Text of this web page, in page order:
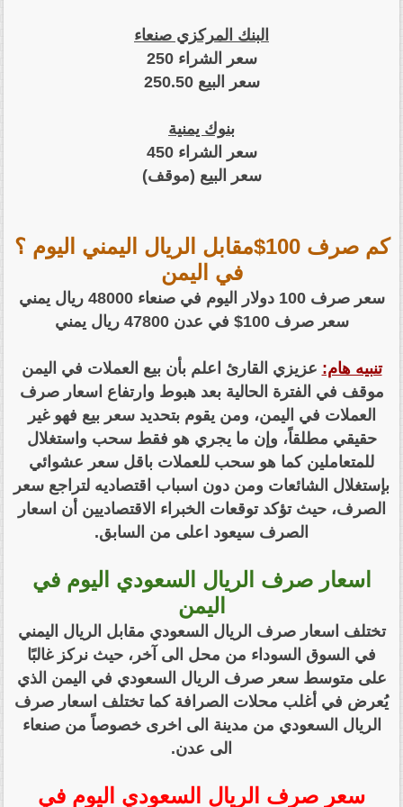
البنك المركزي صنعاء
سعر الشراء 250
سعر البيع 250.50
بنوك يمنية
سعر الشراء 450
سعر البيع (موقف)
كم صرف 100$مقابل الريال اليمني اليوم ؟
في اليمن
سعر صرف 100 دولار اليوم في صنعاء 48000 ريال يمني
سعر صرف 100$ في عدن 47800 ريال يمني
تنبيه هام: عزيزي القارئ اعلم بأن بيع العملات في اليمن
موقف في الفترة الحالية بعد هبوط وارتفاع اسعار صرف
العملات في اليمن، ومن يقوم بتحديد سعر بيع فهو غير
حقيقي مطلقاً، وإن ما يجري هو فقط سحب واستغلال
للمتعاملين كما هو سحب للعملات باقل سعر عشوائي
بإستغلال الشائعات ومن دون اسباب اقتصاديه لتراجع سعر
الصرف، حيث تؤكد توقعات الخبراء الاقتصاديين أن اسعار
الصرف سيعود اعلى من السابق.
اسعار صرف الريال السعودي اليوم في
اليمن
تختلف اسعار صرف الريال السعودي مقابل الريال اليمني
في السوق السوداء من محل الى آخر، حيث نركز غالبًا
على متوسط سعر صرف الريال السعودي في اليمن الذي
يُعرض في أغلب محلات الصرافة كما تختلف اسعار صرف
الريال السعودي من مدينة الى اخرى خصوصاً من صنعاء
الى عدن.
سعر صرف الريال السعودي اليوم في